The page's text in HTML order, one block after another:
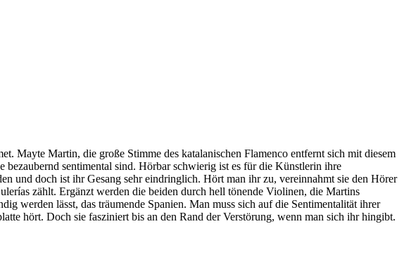
Martin, die große Stimme des katalanischen Flamenco entfernt sich mit diesem
sentimental sind. Hörbar schwierig ist es für die Künstlerin ihre
und doch ist ihr Gesang sehr eindringlich. Hört man ihr zu, vereinnahmt sie den Hörer
zählt. Ergänzt werden die beiden durch hell tönende Violinen, die Martins
werden lässt, das träumende Spanien. Man muss sich auf die Sentimentalität ihrer
hört. Doch sie fasziniert bis an den Rand der Verstörung, wenn man sich ihr hingibt.